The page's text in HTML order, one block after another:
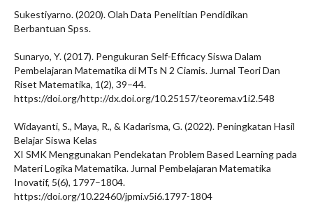
Sukestiyarno. (2020). Olah Data Penelitian Pendidikan
Berbantuan Spss.
Sunaryo, Y. (2017). Pengukuran Self-Efficacy Siswa Dalam
Pembelajaran Matematika di MTs N 2 Ciamis. Jurnal Teori Dan
Riset Matematika, 1(2), 39–44.
https://doi.org/http://dx.doi.org/10.25157/teorema.v1i2.548
Widayanti, S., Maya, R., & Kadarisma, G. (2022). Peningkatan Hasil
Belajar Siswa Kelas
XI SMK Menggunakan Pendekatan Problem Based Learning pada
Materi Logika Matematika. Jurnal Pembelajaran Matematika
Inovatif, 5(6), 1797–1804.
https://doi.org/10.22460/jpmi.v5i6.1797-1804